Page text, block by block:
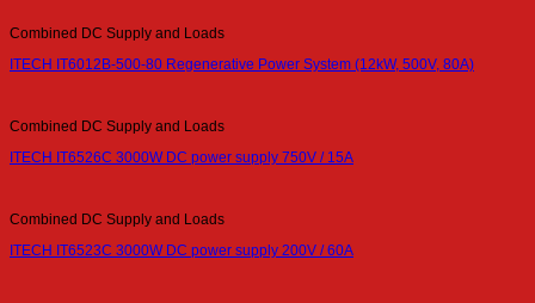
Combined DC Supply and Loads
ITECH IT6012B-500-80 Regenerative Power System (12kW, 500V, 80A)
Combined DC Supply and Loads
ITECH IT6526C 3000W DC power supply 750V / 15A
Combined DC Supply and Loads
ITECH IT6523C 3000W DC power supply 200V / 60A